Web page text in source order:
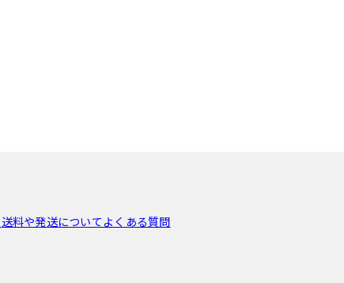
送料や発送について よくある質問